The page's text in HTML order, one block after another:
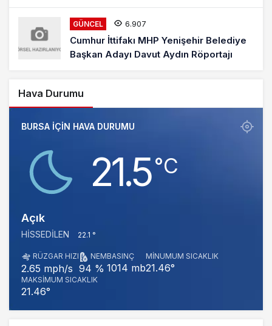
GÜNCEL 6.907
Cumhur İttifakı MHP Yenişehir Belediye
Başkan Adayı Davut Aydın Röportajı
Hava Durumu
BURSA IÇIN HAVA DURUMU
21.5‎°C
Açık
HISSEDILEN 22.1 °
RÜZGAR HIZI
2.65 mph/s
NEM
94 %
BASINÇ
1014 mb
MINUMUM SICAKLIK
21.46°
MAKSIMUM SICAKLIK
21.46°